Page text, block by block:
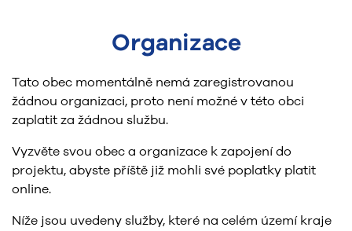
Organizace
Tato obec momentálně nemá zaregistrovanou
žádnou organizaci, proto není možné v této obci
zaplatit za žádnou službu.
Vyzvěte svou obec a organizace k zapojení do
projektu, abyste příště již mohli své poplatky platit
online.
Níže jsou uvedeny služby, které na celém území kraje